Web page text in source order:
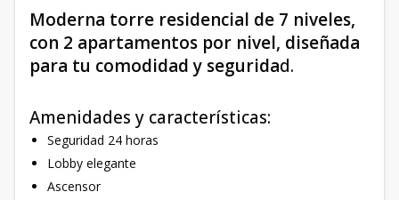
Moderna torre residencial de 7 niveles,
con 2 apartamentos por nivel, diseñada
para tu comodidad y seguridad.
Amenidades y características:
Seguridad 24 horas
Lobby elegante
Ascensor